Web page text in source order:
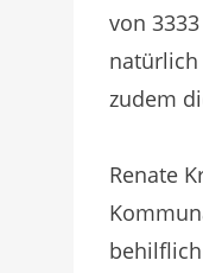
von
natürlich
zudem
Renate